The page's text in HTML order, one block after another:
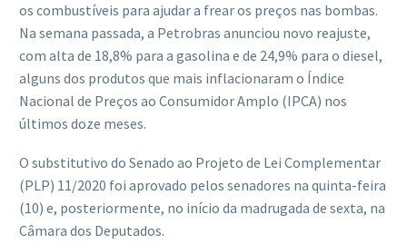
os combustíveis para ajudar a frear os preços nas bombas.
Na semana passada, a Petrobras anunciou novo reajuste,
com alta de 18,8% para a gasolina e de 24,9% para o diesel,
alguns dos produtos que mais inflacionaram o Índice
Nacional de Preços ao Consumidor Amplo (IPCA) nos
últimos doze meses.
O substitutivo do Senado ao Projeto de Lei Complementar
(PLP) 11/2020 foi aprovado pelos senadores na quinta-feira
(10) e, posteriormente, no início da madrugada de sexta, na
Câmara dos Deputados.